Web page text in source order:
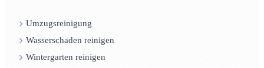
Umzugsreinigung
Wasserschaden reinigen
Wintergarten reinigen